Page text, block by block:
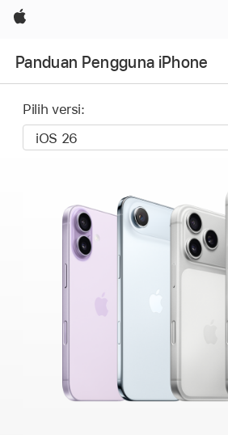
Apple
Panduan Pengguna iPhone
Pilih versi: